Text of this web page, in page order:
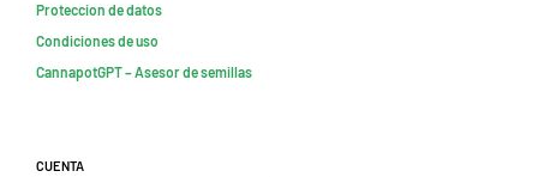
Proteccion de datos
Condiciones de uso
CannapotGPT – Asesor de semillas
Cuenta